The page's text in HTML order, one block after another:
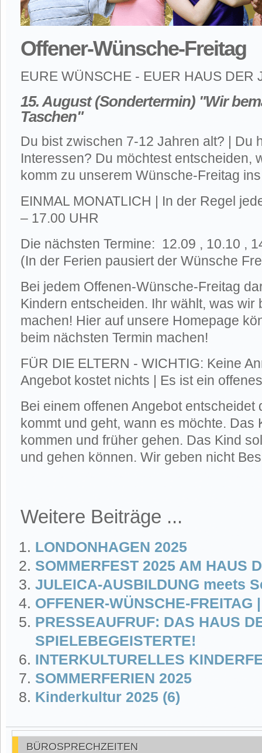
Offener-Wünsche-Freitag
EURE WÜNSCHE - EUER HAUS DER
15. August (Sondertermin) "Wir
Taschen"
Du bist zwischen 7-12 Jahren alt? | Du
Interessen? Du möchtest entscheiden,
komm zu unserem Wünsche-Freitag
EINMAL MONATLICH | In der Regel
– 17.00 UHR
Die nächsten Termine: 12.09 , 10.10 ,
(In der Ferien pausiert der Wünsche
Bei jedem Offenen-Wünsche-Freitag
Kindern entscheiden. Ihr wählt, was wir
machen! Hier auf unsere Homepage
beim nächsten Termin machen!
FÜR DIE ELTERN - WICHTIG: Keine
Angebot kostet nichts | Es ist ein
Bei einem offenen Angebot entscheidet
kommt und geht, wann es möchte. Das
kommen und früher gehen. Das Kind
und gehen können. Wir geben nicht
Weitere Beiträge ...
LONDONHAGEN 2025
SOMMERFEST 2025 AM HAUS
JULEICA-AUSBILDUNG meets
OFFENER-WÜNSCHE-
PRESSEAUFRUF: DAS HAUS
SPIELEBEGEISTERTE!
INTERKULTURELLES
SOMMERFERIEN 2025
Kinderkultur 2025 (6)
BÜROSPRECHZEITEN